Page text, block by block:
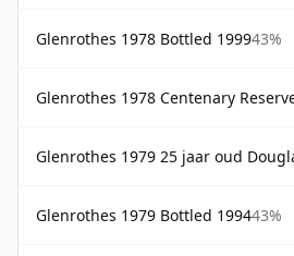
Glenrothes 1978 Bottled 199943%
Glenrothes 1978 Centenary Reserve
Glenrothes 1979 25 jaar oud Douglas Laing
Glenrothes 1979 Bottled 199443%